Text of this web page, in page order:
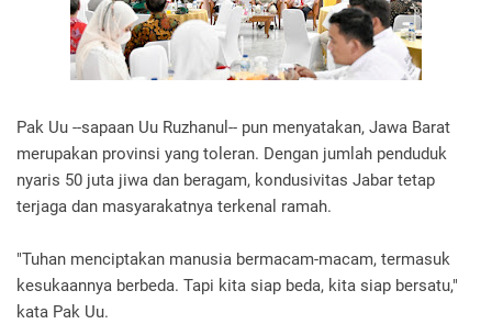
Pak Uu --sapaan Uu Ruzhanul-- pun menyatakan, Jawa Barat
merupakan provinsi yang toleran. Dengan jumlah penduduk
nyaris 50 juta jiwa dan beragam, kondusivitas Jabar tetap
terjaga dan masyarakatnya terkenal ramah.
"Tuhan menciptakan manusia bermacam-macam, termasuk
kesukaannya berbeda. Tapi kita siap beda, kita siap bersatu,"
kata Pak Uu.